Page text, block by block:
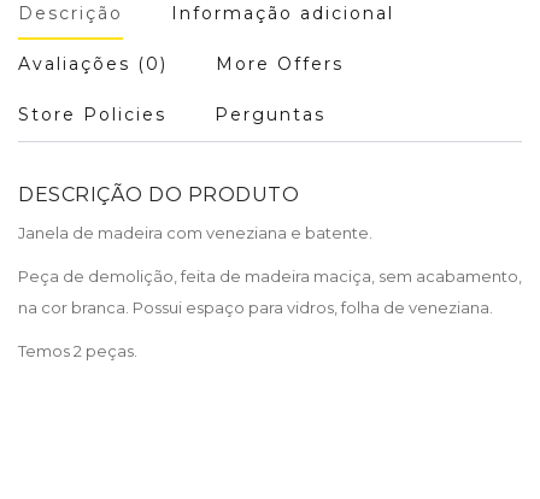
Descrição Informação adicional
Avaliações (0) More Offers
Store Policies Perguntas
DESCRIÇÃO DO PRODUTO
Janela de madeira com veneziana e batente.
Peça de demolição, feita de madeira maciça, sem acabamento,
na cor branca. Possui espaço para vidros, folha de veneziana.
Temos 2 peças.